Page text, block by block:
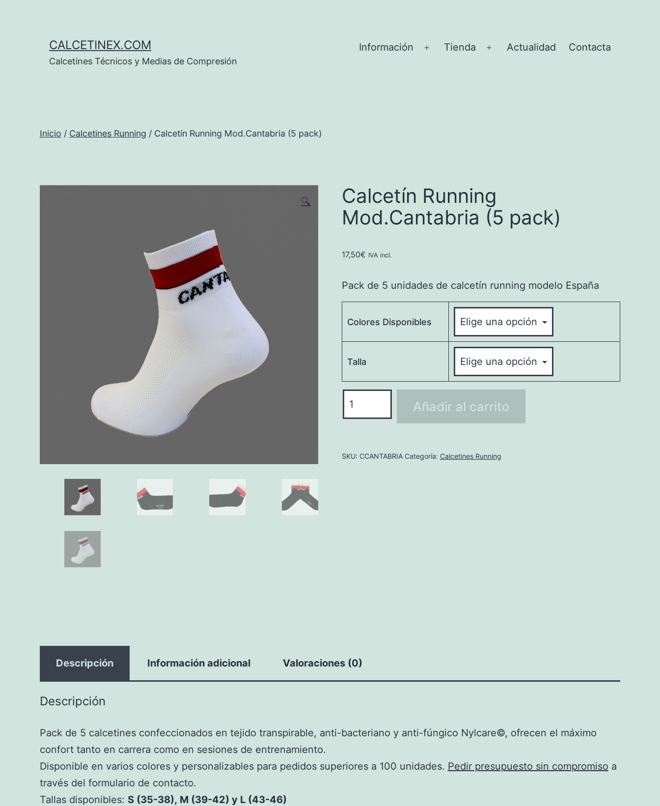
CALCETINEX.COM
Calcetines Técnicos y Medias de Compresión
Información
Abrir
Tienda
Abrir
Actualidad Contacta
Inicio / Calcetines Running / Calcetín Running Mod.Cantabria (5 pack)
🔍
Calcetín Running
Mod.Cantabria (5 pack)
17,50€ IVA incl.
Pack de 5 unidades de calcetín running modelo España
Colores Disponibles
Talla
Running
Mod.Cantabria
pack)
Añadir al carrito
SKU: CCANTABRIA Categoría: Calcetines Running
Descripción Información adicional Valoraciones (0)
Descripción
Pack de 5 calcetines confeccionados en tejido transpirable, anti-bacteriano y anti-fúngico Nylcare©, ofrecen el máximo
confort tanto en carrera como en sesiones de entrenamiento.
Disponible en varios colores y personalizables para pedidos superiores a 100 unidades. Pedir presupuesto sin compromiso a
través del formulario de contacto.
Tallas disponibles: S (35-38), M (39-42) y L (43-46)